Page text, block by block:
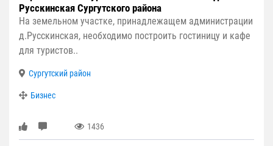
Русскинская Сургутского района
На земельном участке, принадлежащем администрации
д.Русскинская, необходимо построить гостиницу и кафе
для туристов..
Сургутский район
Бизнес
1436